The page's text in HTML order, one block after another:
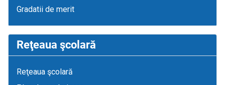
Gradatii de merit
Reţeaua şcolară
Reţeaua şcolară